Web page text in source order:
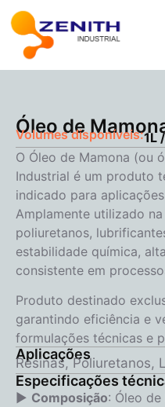
Óleo de
Volumes disponíveis:1L
O Óleo de Mamona (ou
Industrial é um produto
indicado para
Amplamente utilizado
poliuretanos,
estabilidade química,
consistente em
Produto destinado
garantindo eficiência e
formulações técnicas e
Aplicações
Resinas, Poliuretanos,
Especificações
▶ Composição: Óleo